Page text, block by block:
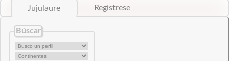
Jujulaure Regístrese
Búscar